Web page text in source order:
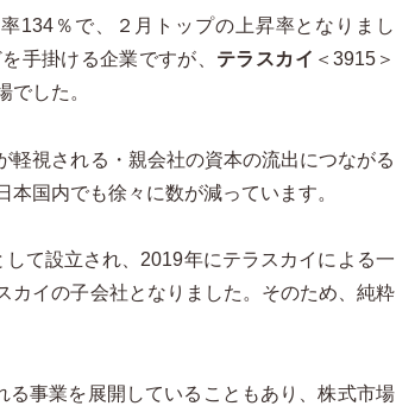
134％ で、 ２ 月トップの上昇率となりまし
手掛ける企業ですが、 テラスカイ ＜ 3915＞
した。
軽視される・親会社の資本の流出につながる
国内でも徐々に数が減っています。
て設立され、 2019年にテラスカイによる一
カイの子会社となりました。そのため、純粋
る事業を展開していることもあり、株式市場